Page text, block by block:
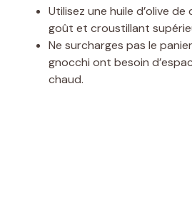
Utilisez une huile d’olive
goût et croustillant
Ne surcharges pas le
gnocchi ont besoin
chaud.